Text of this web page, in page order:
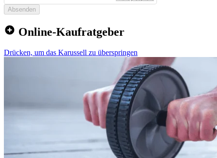
Absenden
Online-Kaufratgeber
Drücken, um das Karussell zu überspringen